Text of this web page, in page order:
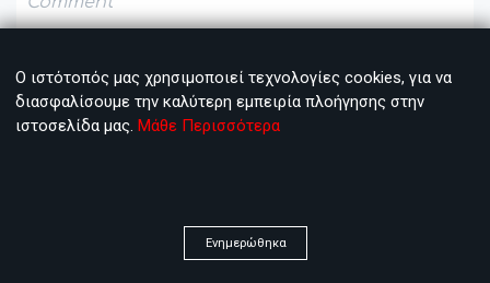
Ο ιστότοπός μας χρησιμοποιεί τεχνολογίες cookies, για να
διασφαλίσουμε την καλύτερη εμπειρία πλοήγησης στην
ιστοσελίδα μας.Μάθε Περισσότερα
Ενημερώθηκα